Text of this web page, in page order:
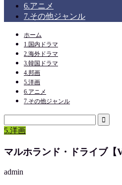
6.アニメ
7.その他ジャンル
ホーム
1.国内ドラマ
2.海外ドラマ
3.韓国ドラマ
4.邦画
5.洋画
6.アニメ
7.その他ジャンル
5.洋画
マルホランド・ドライブ【
admin